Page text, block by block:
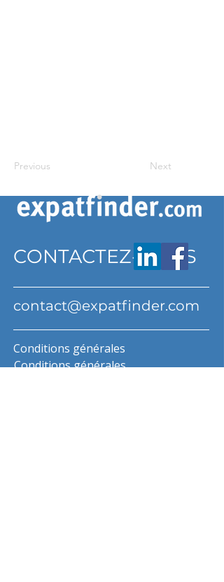
Previous Next
CONTACTEZ-NOUS
contact@expatfinder.com
Conditions générales
Conditions générales